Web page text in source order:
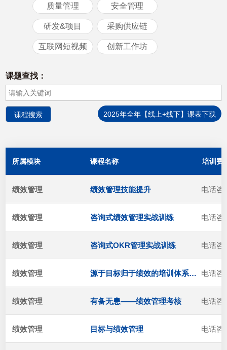
质量管理 安全管理
研发&项目 采购供应链
互联网短视频 创新工作坊
课题查找：
2025年全年【线上+线下】课表下载
所属模块 课程名称 培训费
绩效管理 绩效管理技能提升 电话咨
绩效管理 咨询式绩效管理实战训练 电话咨
绩效管理 咨询式OKR管理实战训练 电话咨
绩效管理 源于目标归于绩效的培训体系创新 电话咨
绩效管理 有备无患——绩效管理考核 电话咨
绩效管理 目标与绩效管理 电话咨